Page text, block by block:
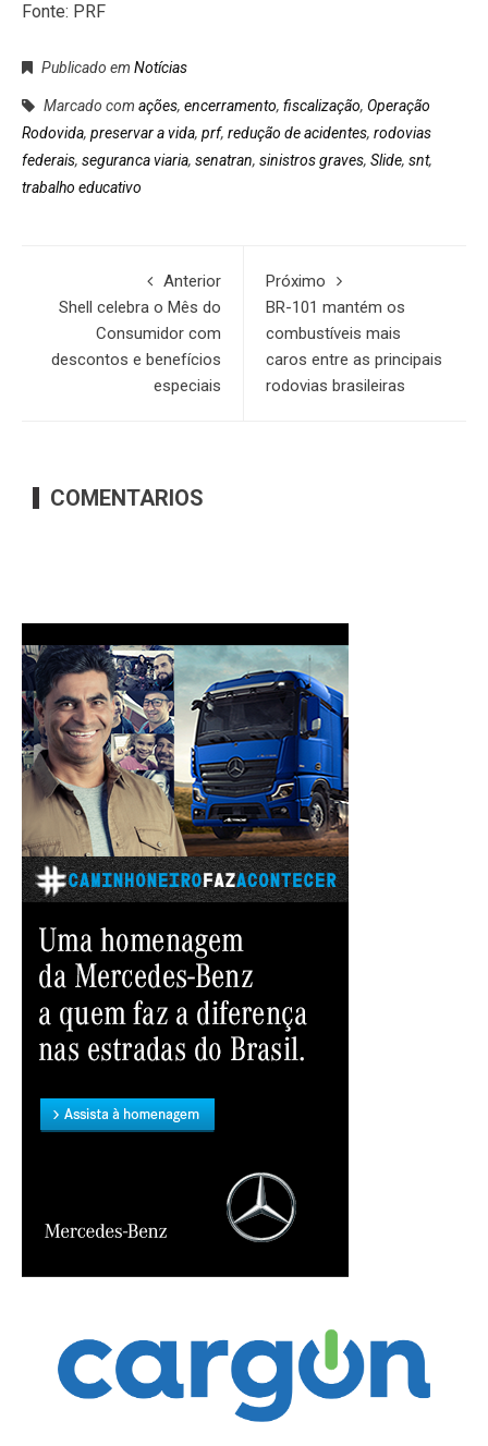
Fonte: PRF
Publicado em Notícias
Marcado com ações, encerramento, fiscalização, Operação
Rodovida, preservar a vida, prf, redução de acidentes, rodovias
federais, seguranca viaria, senatran, sinistros graves, Slide, snt,
trabalho educativo
Anterior
Shell celebra o Mês do
Consumidor com
descontos e benefícios
especiais
Próximo
BR-101 mantém os
combustíveis mais
caros entre as principais
rodovias brasileiras
COMENTARIOS